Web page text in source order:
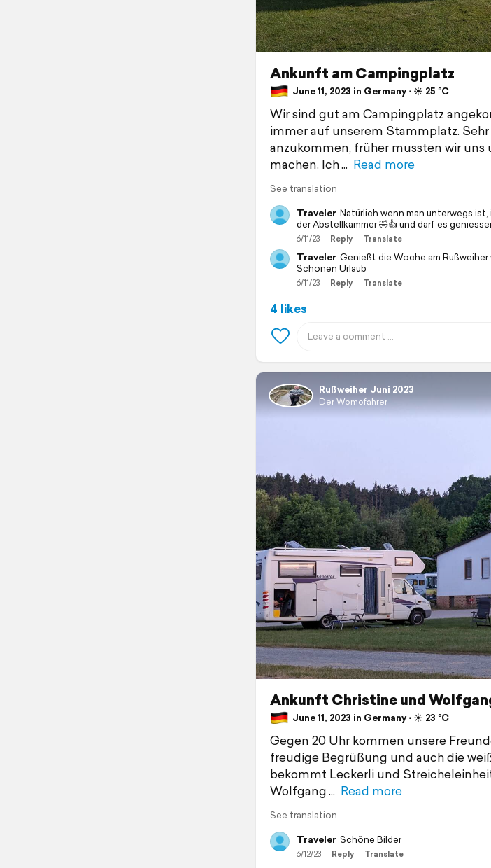
Ankunft am Campingplatz
June 11, 2023 in Germany ⋅ ☀️ 25 °C
Wir sind gut am Campingplatz
immer auf unserem Stammplatz.
anzukommen, früher mussten wir
machen. Ich
Read more
See translation
Traveler Natürlich wenn man unterwegs
der Abstellkammer 🤣👍 und darf es
6/11/23 Reply Translate
Traveler Genießt die Woche am
Schönen Urlaub
6/11/23 Reply Translate
4 likes
Rußweiher Juni 2023
Der Womofahrer
Ankunft Christine und
June 11, 2023 in Germany ⋅ ☀️ 23 °C
Gegen 20 Uhr kommen unsere
freudige Begrüßung und auch die
bekommt Leckerli und
Wolfgang
Read more
See translation
Traveler Schöne Bilder
6/12/23 Reply Translate